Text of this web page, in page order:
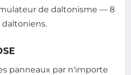
de daltonisme — 8
daltoniens.
panneaux par n'importe